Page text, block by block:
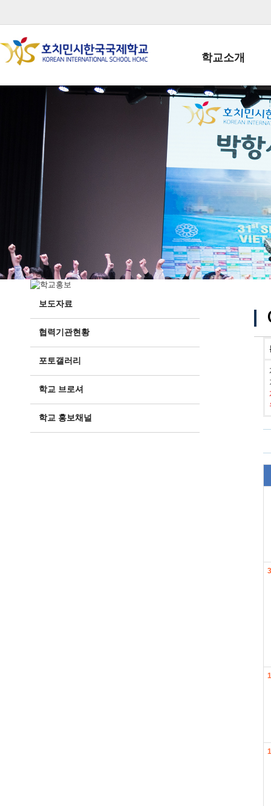
학교소개
학교장인사말
학생회장인사말
학교상징
학교 CI
교직원현황
학생현황
위치/전화
전경사진
보도자료
협력기관현황
포토갤러리
학교 브로셔
학교 홍보채널
3